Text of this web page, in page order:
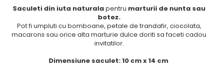
Saculeti din iuta naturala pentru marturii de nunta sau
botez.
Pot fi umpluti cu bomboane, petale de trandafir, ciocolata,
macarons sau orice alta marturie dulce doriti sa faceti cadou
invitatilor.
Dimensiune saculet: 10 cm x 14 cm